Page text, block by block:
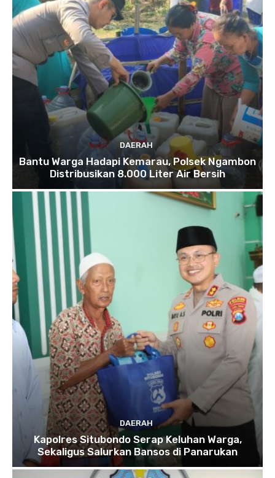
DAERAH
Bantu Warga Hadapi Kemarau, Polsek Ngambon
Distribusikan 8.000 Liter Air Bersih
DAERAH
Kapolres Situbondo Serap Keluhan Warga,
Sekaligus Salurkan Bansos di Panarukan